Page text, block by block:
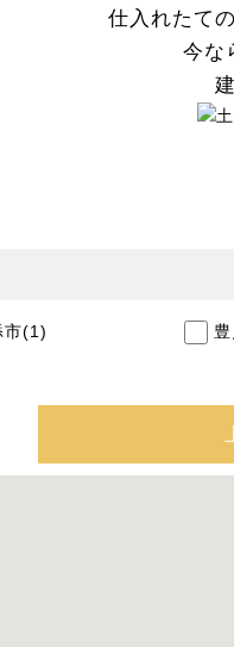
仕入れたて
今な
市(1)